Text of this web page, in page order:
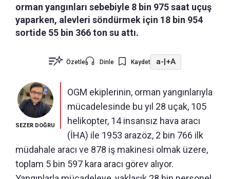
orman yangınları sebebiyle 8 bin 975 saat uçuş
yaparken, alevleri söndürmek için 18 bin 954
sortide 55 bin 366 ton su attı.
Özetle Dinle Kaydet a- +A
SEZER DOĞRU
OGM ekiplerinin, orman yangınlarıyla
mücadelesinde bu yıl 28 uçak, 105
helikopter, 14 insansız hava aracı
(İHA) ile 1953 arazöz, 2 bin 766 ilk
müdahale aracı ve 878 iş makinesi olmak üzere,
toplam 5 bin 597 kara aracı görev alıyor.